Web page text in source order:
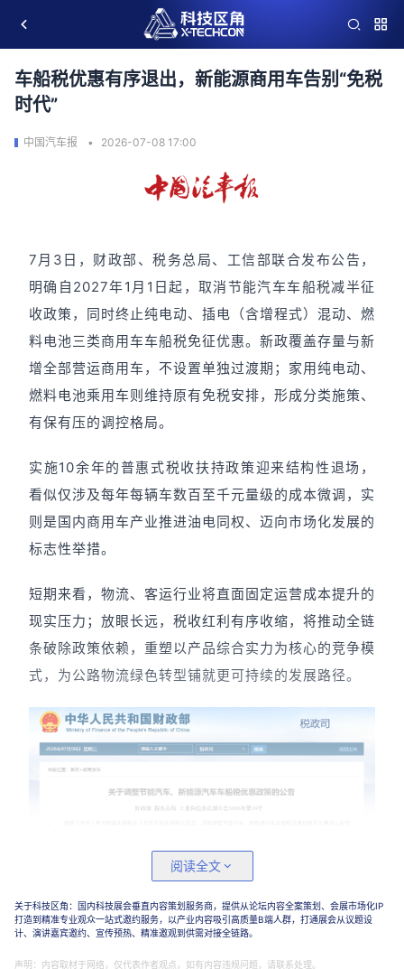
车船税优惠有序退出，新能源商用车告别“免税
时代”
中国汽车报 2026-07-08 17:00
7月3日，财政部、税务总局、工信部联合发布公告，
明确自2027年1月1日起，取消节能汽车车船税减半征
收政策，同时终止纯电动、插电（含增程式）混动、燃
料电池三类商用车车船税免征优惠。新政覆盖存量与新
增全部营运商用车，不设置单独过渡期；家用纯电动、
燃料电池乘用车则维持原有免税安排，形成分类施策、
有保有压的调控格局。
实施10余年的普惠式税收扶持政策迎来结构性退场，
看似仅涉及每年每辆车数百至千元量级的成本微调，实
则是国内商用车产业推进油电同权、迈向市场化发展的
标志性举措。
短期来看，物流、客运行业将直面固定运营成本提升的
现实压力；放眼长远，税收红利有序收缩，将推动全链
条破除政策依赖，重塑以产品综合实力为核心的竞争模
式，为公路物流绿色转型铺就更可持续的发展路径。
阅读全文
关于科技区角：国内科技展会垂直内容策划服务商，提供从论坛内容全案策划、会展市场化IP
打造到精准专业观众一站式邀约服务，以产业内容吸引高质量B端人群，打通展会从议题设
计、演讲嘉宾邀约、宣传预热、精准邀观到供需对接全链路。
声明：内容取材于网络，仅代表作者观点，如有内容违规问题，请联系处理。